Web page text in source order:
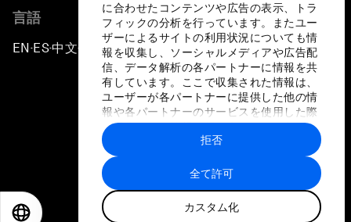
に合わせたコンテンツや広告の表示、トラ
フィックの分析を行っています。またユー
ザーによるサイトの利用状況についても情
報を収集し、ソーシャルメディアや広告配
信、データ解析の各パートナーに情報を共
有しています。ここで収集された情報は、
ユーザーが各パートナーに提供した他の情
報や各パートナーのサービスを使用した際
に収集された情報と組み合わされ、各パー
トナーによって使用されることがありま
す。
全て許可
カスタム化
拒否
言語
EN ▪ES▪中文▪ 日本語
プライバシーポリシーと利用規約
サイトマップ
©
世界経済フォーラム